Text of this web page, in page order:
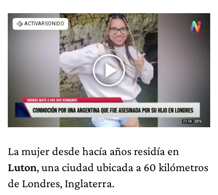
La mujer desde hacía años residía en
Luton, una ciudad ubicada a 60 kilómetros
de Londres, Inglaterra.